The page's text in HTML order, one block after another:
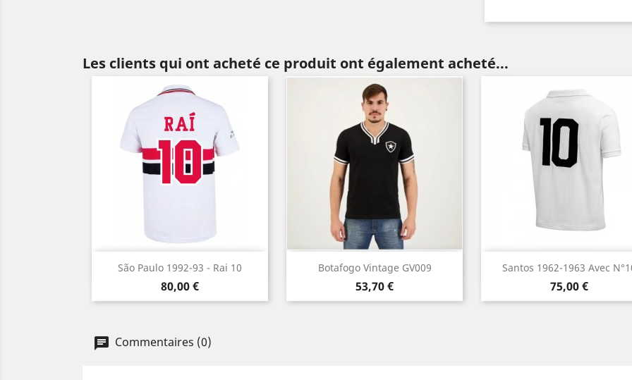
Les clients qui ont acheté ce produit ont également acheté...
São Paulo 1992-93 - Rai 10
Prix
80,00 €
Aperçu rapide Botafogo Vintage GV009
Prix
53,70 €
Aperçu rapide Santos 1962-1963 Avec
Prix
75,00 €
Aperçu rapide
Commentaires (0)